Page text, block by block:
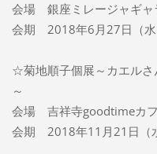
会場 銀座ミレージャギャ
会期 2018年6月27日（水
☆菊地順子個展～カエルさ
～
会場 吉祥寺goodtimeカ
会期 2018年11月21日（